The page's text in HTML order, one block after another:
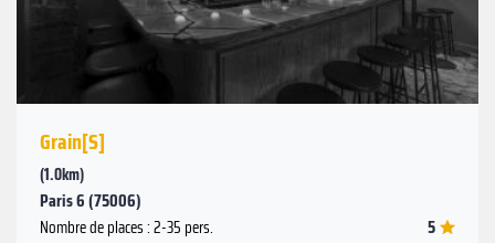
Grain[S]
(1.0km)
Paris 6 (75006)
Nombre de places : 2-35 pers. 5